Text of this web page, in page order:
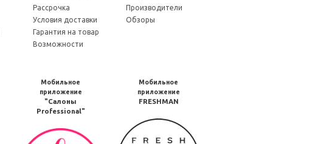
Рассрочка
Условия доставки
Гарантия на товар
Возможности
Производители
Обзоры
Мобильное
приложение
"Салоны
Professional"
Мобильное
Мобильное
приложение
FRESHMAN
Мобильное
приложение